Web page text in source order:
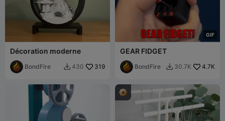
Décoration moderne
BondFire  430 319
GIF
GEAR FIDGET
BondFire  30.7K 4.7K